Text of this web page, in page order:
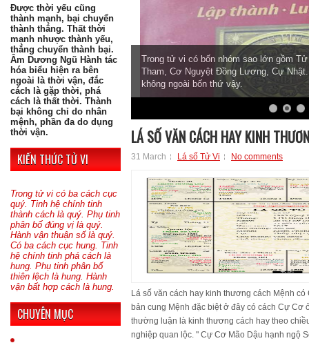
Được thời yếu cũng
thành mạnh, bại chuyển
thành thắng. Thất thời
mạnh nhược thành yếu,
thắng chuyển thành bại.
Âm Dương Ngũ Hành tác
hóa biểu hiện ra bên
ngoài là thời vận, đắc
cách là gặp thời, phá
cách là thất thời. Thành
bại không chỉ do nhân
mệnh, phần đa do dụng
thời vận.
KIẾN THỨC TỬ VI
Trong tử vi có ba cách cục
quý. Tinh hệ chính tinh
thành cách là quý. Phụ tinh
phân bố đúng vị là quý.
Hành vận thuận số là quý.
Có ba cách cục hung. Tinh
hệ chính tinh phá cách là
hung. Phụ tinh phân bố
thiên lệch là hung. Hành
vận bất hợp cách là hung.
CHUYÊN MỤC
Trong tử vi có bốn nhóm sao lớn gồm
Tham, Cơ Nguyệt Đồng Lương, Cự
không ngoài bốn thứ vậy.
LÁ SỐ VĂN CÁCH HAY KINH
31 March Lá số Tử Vi No comments
Lá số văn cách hay kinh thương cách Mệnh
bản cung Mệnh đặc biệt ở đây có cách Cự Cơ
thường luận là kinh thương cách hay theo
nghiệp quan lộc. " Cự Cơ Mão Dậu hạnh ngộ